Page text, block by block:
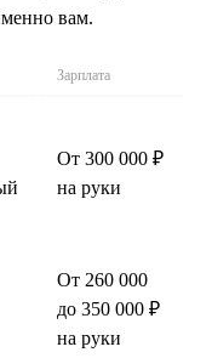
вам.
Зарплата
От 300 000 ₽
на руки
От 260 000
до 350 000 ₽
на руки